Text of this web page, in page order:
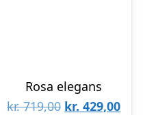
Rosa elegans
kr.719,00 Det
kr. 429,00Det